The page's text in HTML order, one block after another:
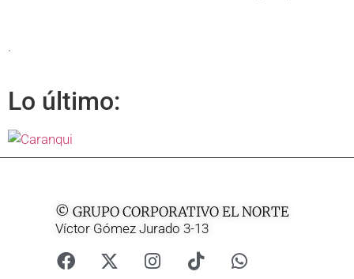
.
Lo último:
© GRUPO CORPORATIVO EL NORTE
Víctor Gómez Jurado 3-13